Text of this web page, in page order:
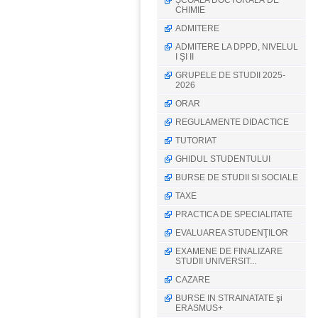
CHIMIE
ADMITERE
ADMITERE LA DPPD, NIVELUL
I ŞI II
GRUPELE DE STUDII 2025-
2026
ORAR
REGULAMENTE DIDACTICE
TUTORIAT
GHIDUL STUDENTULUI
BURSE DE STUDII SI SOCIALE
TAXE
PRACTICA DE SPECIALITATE
EVALUAREA STUDENŢILOR
EXAMENE DE FINALIZARE
STUDII UNIVERSIT...
CAZARE
BURSE IN STRAINATATE şi
ERASMUS+